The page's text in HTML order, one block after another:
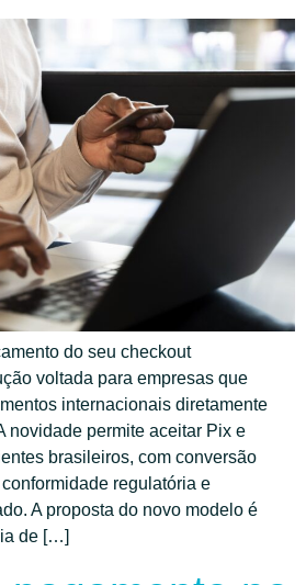
do seu checkout
voltada para empresas que
internacionais diretamente
novidade permite aceitar Pix e
brasileiros, com conversão
regulatória e
A proposta do novo modelo é
de […]